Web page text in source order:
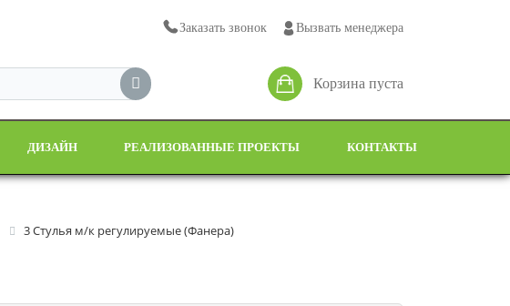
Заказать звонок Вызвать менеджера
Корзина пуста
ДИЗАЙН РЕАЛИЗОВАННЫЕ ПРОЕКТЫ КОНТАКТЫ
3 Стулья м/к регулируемые (Фанера)